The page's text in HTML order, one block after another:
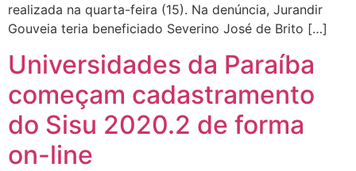
realizada na quarta-feira (15). Na denúncia, Jurandir
Gouveia teria beneficiado Severino José de Brito […]
Universidades da Paraíba
começam cadastramento
do Sisu 2020.2 de forma
on-line